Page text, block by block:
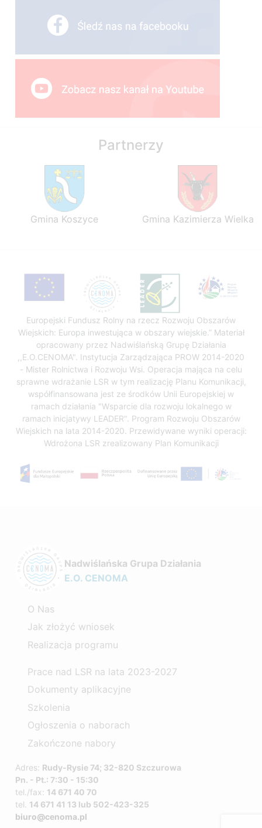
Partnerzy
Gmina Koszyce Gmina Kazimierza Wielka
Europejski Fundusz Rolny na rzecz Rozwoju Obszarów
Wiejskich: Europa inwestująca w obszary wiejskie.” Materiał
opracowany przez Nadwiślańską Grupę Działania
,,E.O.CENOMA". Instytucja Zarządzająca PROW 2014-2020
- Mister Rolnictwa i Rozwoju Wsi. Operacja mająca na celu
sprawne wdrażanie LSR w tym realizację Planu Komunikacji,
współfinansowana jest ze środków Unii Europejskiej w
ramach działania "Wsparcie dla rozwoju lokalnego w
ramach inicjatywy LEADER". Program Rozwoju Obszarów
Wiejskich na lata 2014-2020. Przewidywane wyniki operacji:
Wdrożona LSR zrealizowany Plan Komunikacji
Nadwiślańska Grupa Działania
E.O. CENOMA
O Nas
Jak złożyć wniosek
Realizacja programu
Prace nad LSR na lata 2023-2027
Dokumenty aplikacyjne
Szkolenia
Ogłoszenia o naborach
Zakończone nabory
Adres: Rudy-Rysie 74; 32-820 Szczurowa
Pn. - Pt.: 7:30 - 15:30
tel./fax: 14 671 40 70
tel. 14 671 41 13 lub 502-423-325
biuro@cenoma.pl